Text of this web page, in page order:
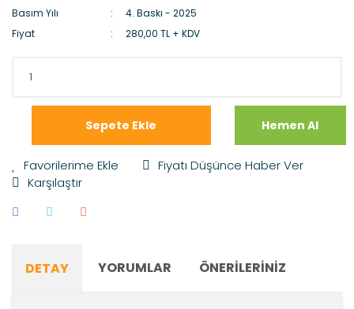
Basım Yılı
4. Baskı - 2025
Fiyat
280,00 TL + KDV
Sepete Ekle Hemen Al
Fiyatı Düşünce Haber Ver
Karşılaştır
DETAY YORUMLAR ÖNERILERINIZ